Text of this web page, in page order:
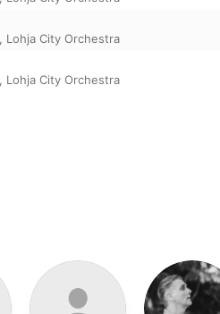
, Lohja City Orchestra
, Lohja City Orchestra